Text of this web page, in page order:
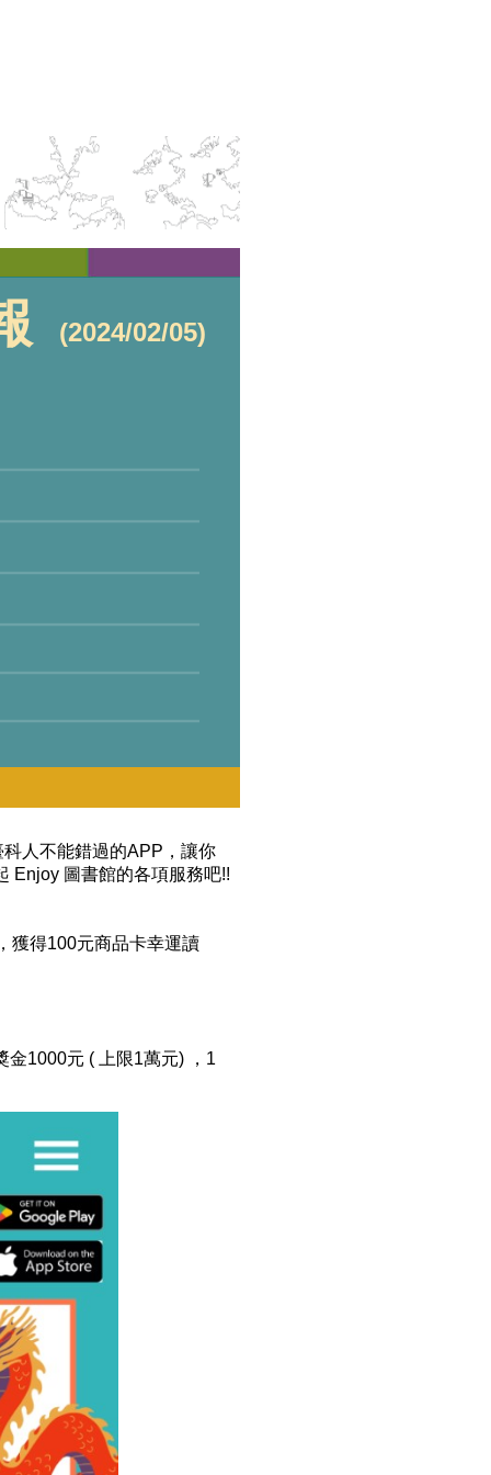
(2024/02/05)
人不能錯過的APP，讓你
Enjoy 圖書館的各項服務吧!!
獲得100元商品卡幸運讀
金1000元 ( 上限1萬元) ，1